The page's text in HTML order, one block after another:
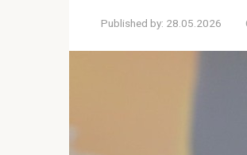
Published by: 28.05.2026